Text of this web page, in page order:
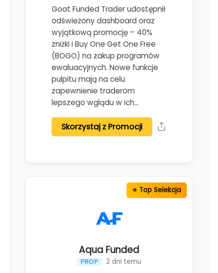
Goat Funded Trader udostępnił
odświeżony dashboard oraz
wyjątkową promocję – 40%
zniżki i Buy One Get One Free
(BOGO) na zakup programów
ewaluacyjnych. Nowe funkcje
pulpitu mają na celu
zapewnienie traderom
lepszego wglądu w ich…
Skorzystaj z Promocji
Aqua Funded
PROP 2 dni temu